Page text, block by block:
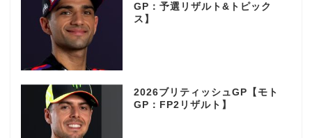
GP：予選リザルト&トピック
ス】
2026ブリティッシュGP【モト
GP：FP2リザルト】